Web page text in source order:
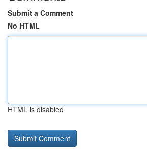
Submit a Comment
No HTML
HTML is disabled